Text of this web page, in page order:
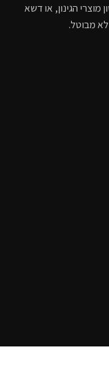
מוצרי הגינון, או דשא
לא מבוטל.